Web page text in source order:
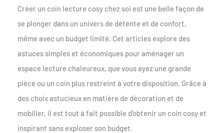
Créer un coin lecture cosy chez soi est une belle façon de
se plonger dans un univers de détente et de confort,
même avec un budget limité. Cet articles explore des
astuces simples et économiques pour aménager un
espace lecture chaleureux, que vous ayez une grande
pièce ou un coin plus restreint à votre disposition. Grâce à
des choix astucieux en matière de décoration et de
mobilier, il est tout à fait possible d’obtenir un coin cosy et
inspirant sans exploser son budget.